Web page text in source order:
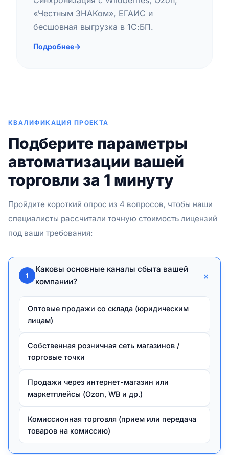
«Честным ЗНАКом», ЕГАИС и
бесшовная выгрузка в 1С:БП.
Подробнее→
КВАЛИФИКАЦИЯ ПРОЕКТА
Подберите параметры
автоматизации вашей
торговли за 1 минуту
Пройдите короткий опрос из 4 вопросов, чтобы наши
специалисты рассчитали точную стоимость лицензий
под ваши требования:
1
Каковы основные каналы сбыта вашей
компании?
+
Оптовые продажи со склада (юридическим
лицам)
Собственная розничная сеть магазинов /
торговые точки
Продажи через интернет-магазин или
маркетплейсы (Ozon, WB и др.)
Комиссионная торговля (прием или передача
товаров на комиссию)